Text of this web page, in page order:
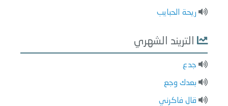
ريحة الحبايب
التريند الشهري
جدع
بعدك وجع
قال فاكرني